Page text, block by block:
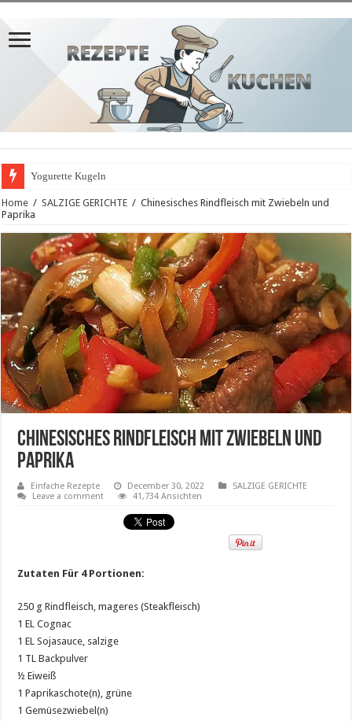
Yogurette Kugeln
Home / SALZIGE GERICHTE / Chinesisches Rindfleisch mit Zwiebeln und
Paprika
Chinesisches Rindfleisch mit Zwiebeln und
Paprika
Einfache Rezepte December 30, 2022
SALZIGE GERICHTE
Leave a comment
41,734 Ansichten
Zutaten Für 4 Portionen:
250 g Rindfleisch, mageres (Steakfleisch)
1 EL Cognac
1 EL Sojasauce, salzige
1 TL Backpulver
½ Eiweiß
1 Paprikaschote(n), grüne
1 Gemüsezwiebel(n)